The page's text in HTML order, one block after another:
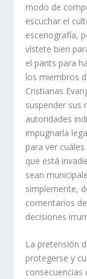
modo de
escuchar el
escenografía,
vístete bien
el pants para
los miembros
Cristianas
suspender sus
autoridades
impugnarla
para ver
que está
sean
simplemente,
comentarios
decisiones
La pretensión
protegerse y